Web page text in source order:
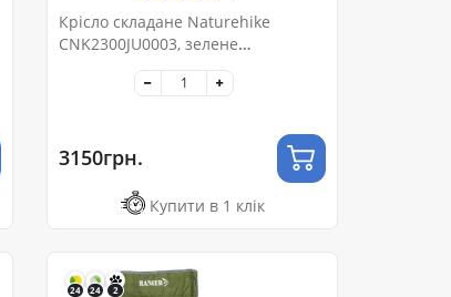
Крісло складане Naturehike
CNK2300JU0003, зелене
(6976023929472)
3150грн.
Купити в 1 клік
24 24 2